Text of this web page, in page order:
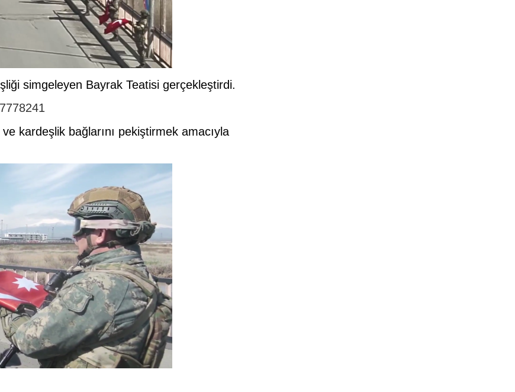
simgeleyen Bayrak Teatisi gerçekleştirdi.
kardeşlik bağlarını pekiştirmek amacıyla